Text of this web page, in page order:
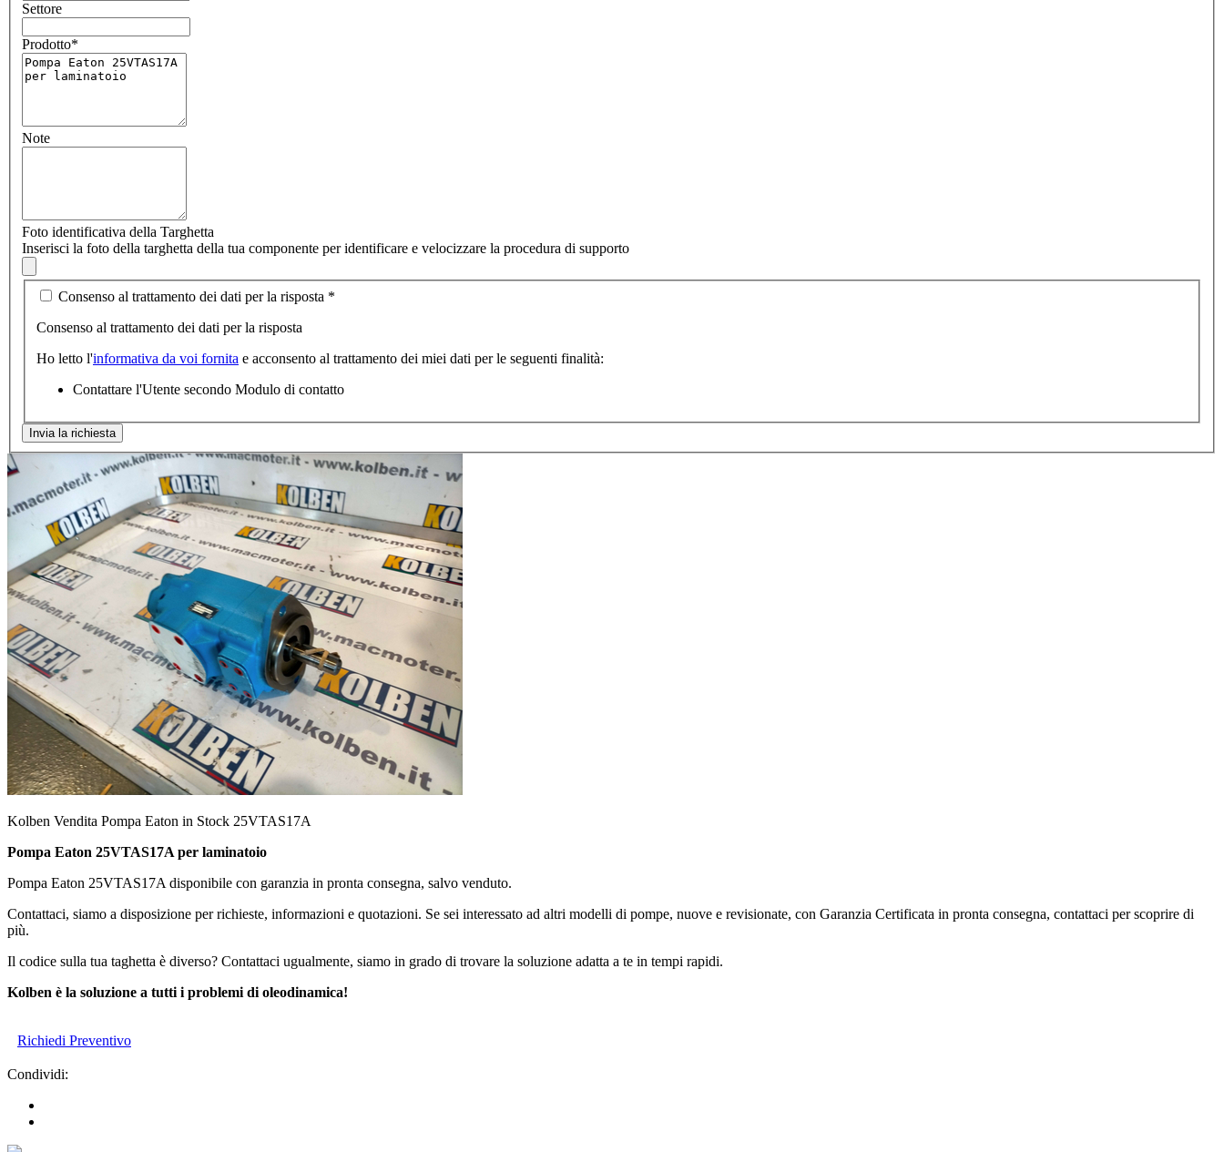
Settore
Prodotto*
Note
Foto identificativa della Targhetta
Inserisci la foto della targhetta della tua componente per identificare e velocizzare la procedura di supporto
Consenso al trattamento dei dati per la risposta *
Consenso al trattamento dei dati per la risposta
Ho letto l'informativa da voi fornita e acconsento al trattamento dei miei dati per le seguenti finalità:
Contattare l'Utente secondo Modulo di contatto
Kolben Vendita Pompa Eaton in Stock 25VTAS17A
Pompa Eaton 25VTAS17A per laminatoio
Pompa Eaton 25VTAS17A disponibile con garanzia in pronta consegna, salvo venduto.
Contattaci, siamo a disposizione per richieste, informazioni e quotazioni. Se sei interessato ad altri modelli di pompe, nuove e revisionate, con Garanzia Certificata in pronta consegna, contattaci per scoprire di
più.
Il codice sulla tua taghetta è diverso? Contattaci ugualmente, siamo in grado di trovare la soluzione adatta a te in tempi rapidi.
Kolben è la soluzione a tutti i problemi di oleodinamica!
Richiedi Preventivo
Condividi: